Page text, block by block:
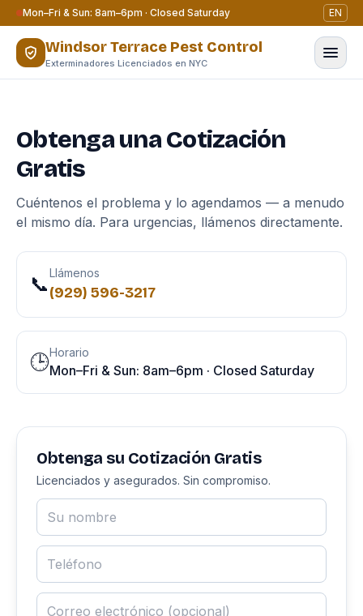
Saltar al contenido
Mon–Fri & Sun: 8am–6pm · Closed Saturday EN
Windsor Terrace Pest Control
Exterminadores Licenciados en NYC
Obtenga una Cotización
Gratis
Cuéntenos el problema y lo agendamos — a menudo
el mismo día. Para urgencias, llámenos directamente.
📞Llámenos
(929) 596-3217
🕒Horario
Mon–Fri & Sun: 8am–6pm · Closed Saturday
Obtenga su Cotización Gratis
Licenciados y asegurados. Sin compromiso.